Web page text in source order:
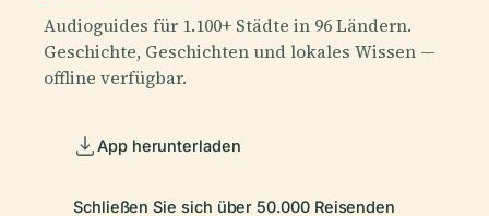
Audioguides für 1.100+ Städte in 96 Ländern.
Geschichte, Geschichten und lokales Wissen —
offline verfügbar.
App herunterladen
Schließen Sie sich über 50.000 Reisenden